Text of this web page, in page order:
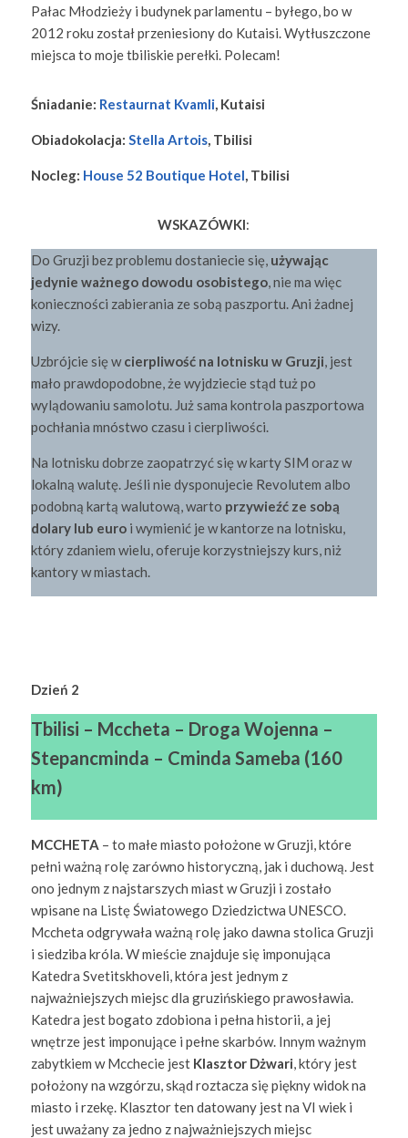
Pałac Młodzieży i budynek parlamentu – byłego, bo w
2012 roku został przeniesiony do Kutaisi. Wytłuszczone
miejsca to moje tbiliskie perełki. Polecam!
Śniadanie: Restaurnat Kvamli, Kutaisi
Obiadokolacja: Stella Artois, Tbilisi
Nocleg: House 52 Boutique Hotel, Tbilisi
WSKAZÓWKI:
Do Gruzji bez problemu dostaniecie się, używając
jedynie ważnego dowodu osobistego, nie ma więc
konieczności zabierania ze sobą paszportu. Ani żadnej
wizy.
Uzbrójcie się wcierpliwość na lotnisku w Gruzji, jest
mało prawdopodobne, że wyjdziecie stąd tuż po
wylądowaniu samolotu. Już sama kontrola paszportowa
pochłania mnóstwo czasu i cierpliwości.
Na lotnisku dobrze zaopatrzyć się w karty SIM oraz w
lokalną walutę. Jeśli nie dysponujecie Revolutem albo
podobną kartą walutową, warto przywieźć ze sobą
dolary lub euroi wymienić je w kantorze na lotnisku,
który zdaniem wielu, oferuje korzystniejszy kurs, niż
kantory w miastach.
Dzień 2
Tbilisi – Mccheta – Droga Wojenna –
Stepancminda – Cminda Sameba (160
km)
MCCHETA – to małe miasto położone w Gruzji, które
pełni ważną rolę zarówno historyczną, jak i duchową. Jest
ono jednym z najstarszych miast w Gruzji i zostało
wpisane na Listę Światowego Dziedzictwa UNESCO.
Mccheta odgrywała ważną rolę jako dawna stolica Gruzji
i siedziba króla. W mieście znajduje się imponująca
Katedra Svetitskhoveli, która jest jednym z
najważniejszych miejsc dla gruzińskiego prawosławia.
Katedra jest bogato zdobiona i pełna historii, a jej
wnętrze jest imponujące i pełne skarbów. Innym ważnym
zabytkiem w Mcchecie jest Klasztor Dżwari, który jest
położony na wzgórzu, skąd roztacza się piękny widok na
miasto i rzekę. Klasztor ten datowany jest na VI wiek i
jest uważany za jedno z najważniejszych miejsc